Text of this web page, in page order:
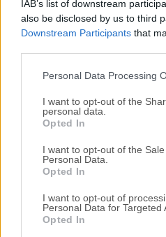
IAB’s list of downstream
also be disclosed by us to third
Downstream Participants that
Personal Data Processing
I want to opt-out of the
personal data.
Opted In
I want to opt-out of the
Personal Data.
Opted In
I want to opt-out of
Personal Data for Targeted
Opted In
donaciones, Signal puede
hay anuncios, ni
inquietante. Solo tecnología
experiencia de mensajería
Cómo usar
Instala la aplicación y
Abre Signal en tu dispositivo
Ve a Ajustes > Dispositivos